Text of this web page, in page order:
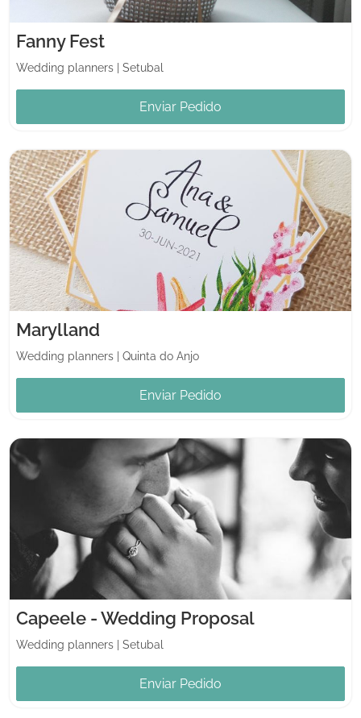
Fanny Fest
Wedding planners Setubal
Enviar Pedido
Marylland
Wedding planners Quinta do Anjo
Enviar Pedido
Capeele - Wedding Proposal
Wedding planners Setubal
Enviar Pedido